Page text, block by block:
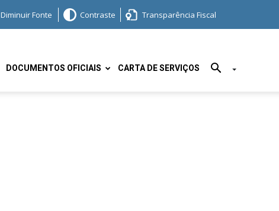
Diminuir Fonte Contraste Transparência Fiscal
DOCUMENTOS OFICIAIS CARTA DE SERVIÇOS